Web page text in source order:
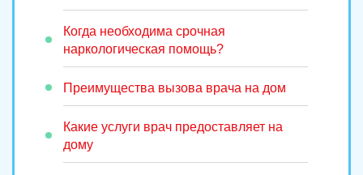
Когда необходима срочная
наркологическая помощь?
Преимущества вызова врача на дом
Какие услуги врач предоставляет на
дому